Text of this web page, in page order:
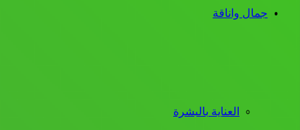
جمال واناقة
العناية بالبشرة